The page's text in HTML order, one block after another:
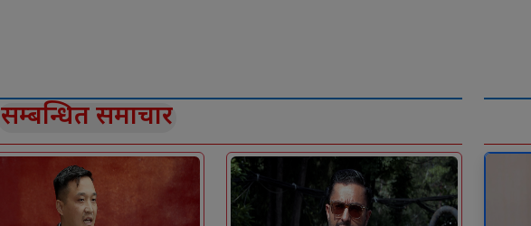
सम्बन्धित समाचार